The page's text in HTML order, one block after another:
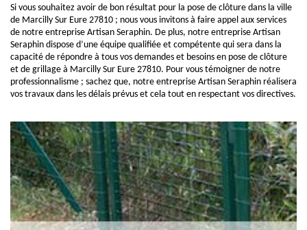
Si vous souhaitez avoir de bon résultat pour la pose de clôture dans la ville
de Marcilly Sur Eure 27810 ; nous vous invitons à faire appel aux services
de notre entreprise Artisan Seraphin. De plus, notre entreprise Artisan
Seraphin dispose d’une équipe qualifiée et compétente qui sera dans la
capacité de répondre à tous vos demandes et besoins en pose de clôture
et de grillage à Marcilly Sur Eure 27810. Pour vous témoigner de notre
professionnalisme ; sachez que, notre entreprise Artisan Seraphin réalisera
vos travaux dans les délais prévus et cela tout en respectant vos directives.